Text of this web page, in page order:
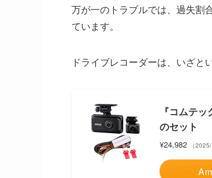
万が一のトラブルでは、過失割
ています。
ドライブレコーダーは、いざと
『コムテ
のセット
¥24,982 （